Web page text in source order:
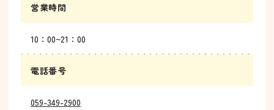
営業時間
10：00~21：00
電話番号
059-349-2900